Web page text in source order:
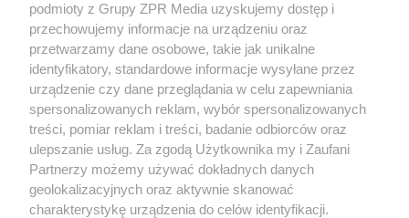
podmioty z Grupy ZPR Media uzyskujemy dostęp i
przechowujemy informacje na urządzeniu oraz
przetwarzamy dane osobowe, takie jak unikalne
identyfikatory, standardowe informacje wysyłane przez
urządzenie czy dane przeglądania w celu zapewniania
spersonalizowanych reklam, wybór spersonalizowanych
treści, pomiar reklam i treści, badanie odbiorców oraz
ulepszanie usług. Za zgodą Użytkownika my i Zaufani
Partnerzy możemy używać dokładnych danych
geolokalizacyjnych oraz aktywnie skanować
charakterystykę urządzenia do celów identyfikacji.